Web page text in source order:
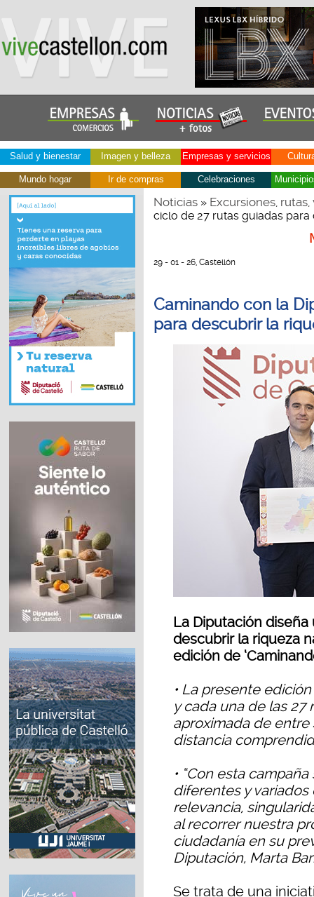
Salud y bienestar Imagen y belleza Empresas y servicios
Mundo hogar Ir de compras Celebraciones
Noticias» Excursiones,
ciclo de 27 rutas guiadas
29 - 01 - 26, Castellón
Caminando con la
para descubrir la
La Diputación
descubrir la riqueza
edición de
• La presente
y cada una de las
aproximada de entre
distancia
• “Con esta
diferentes y
relevancia,
al recorrer nuestra
ciudadanía en su
Diputación, Marta
Se trata de una